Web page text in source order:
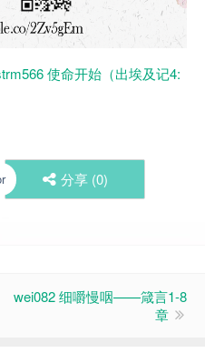
使命开始（出埃及记4:
分享 (0)
wei082 细嚼慢咽——箴言1-8
章